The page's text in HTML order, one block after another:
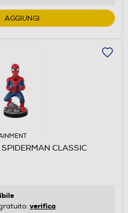
AGGIUNGI
CLASSIC
verifica